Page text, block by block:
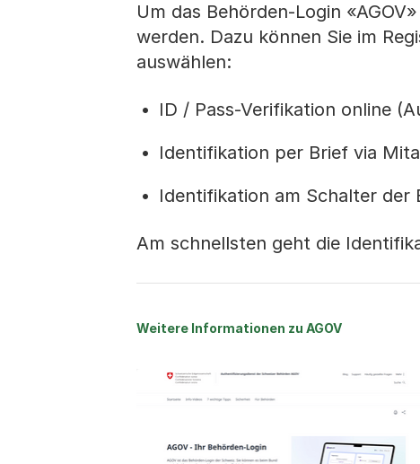
Um das Behörden-Login
werden. Dazu können Sie im
auswählen:
ID / Pass-Verifikation online
Identifikation per Brief via
Identifikation am Schalter der
Am schnellsten geht die
Weitere Informationen zu AGOV